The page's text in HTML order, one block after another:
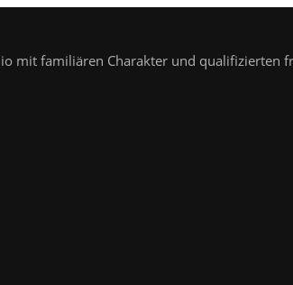
mit familiären Charakter und qualifizierten